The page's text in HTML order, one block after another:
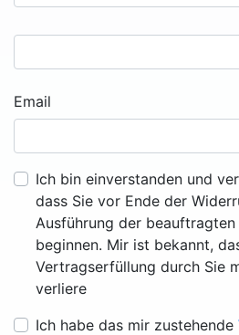
Email
Ich bin einverstanden und
dass Sie vor Ende der
Ausführung der
beginnen. Mir ist bekannt,
Vertragserfüllung durch Sie
verliere
Ich habe das mir zustehende